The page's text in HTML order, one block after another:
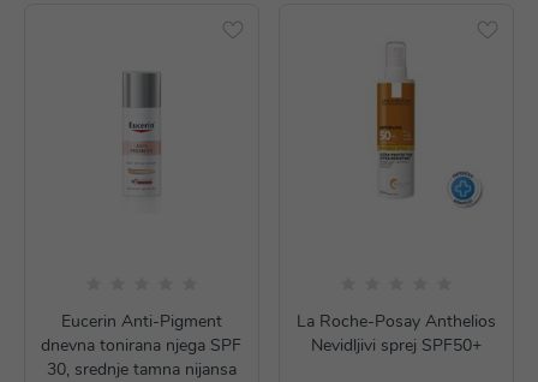
Eucerin Anti-Pigment
dnevna tonirana njega SPF
30, srednje tamna nijansa
La Roche-Posay Anthelios
Nevidljivi sprej SPF50+